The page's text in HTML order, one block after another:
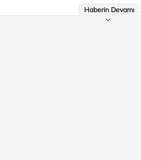
Haberin Devamı